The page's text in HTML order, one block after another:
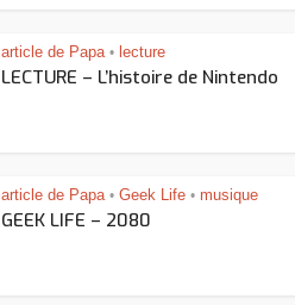
article de Papa • lecture
LECTURE – L’histoire de Nintendo
article de Papa • Geek Life • musique
GEEK LIFE – 2080